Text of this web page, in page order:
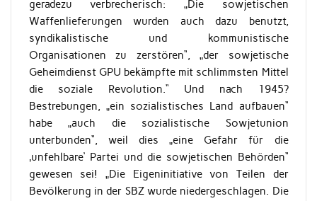
geradezu verbrecherisch: „Die sowjetischen
Waffenlieferungen wurden auch dazu benutzt,
syndikalistische und kommunistische
Organisationen zu zerstören“, „der sowjetische
Geheimdienst GPU bekämpfte mit schlimmsten Mittel
die soziale Revolution.“ Und nach 1945?
Bestrebungen, „ein sozialistisches Land aufbauen“
habe „auch die sozialistische Sowjetunion
unterbunden“, weil dies „eine Gefahr für die
‚unfehlbare‘ Partei und die sowjetischen Behörden“
gewesen sei! „Die Eigeninitiative von Teilen der
Bevölkerung in der SBZ wurde niedergeschlagen. Die